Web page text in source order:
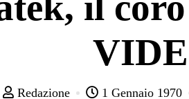
Redazione 1 Gennaio 1970